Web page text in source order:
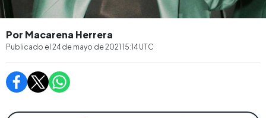
Por Macarena Herrera
Publicado el 24 de mayo de 2021 15:14 UTC